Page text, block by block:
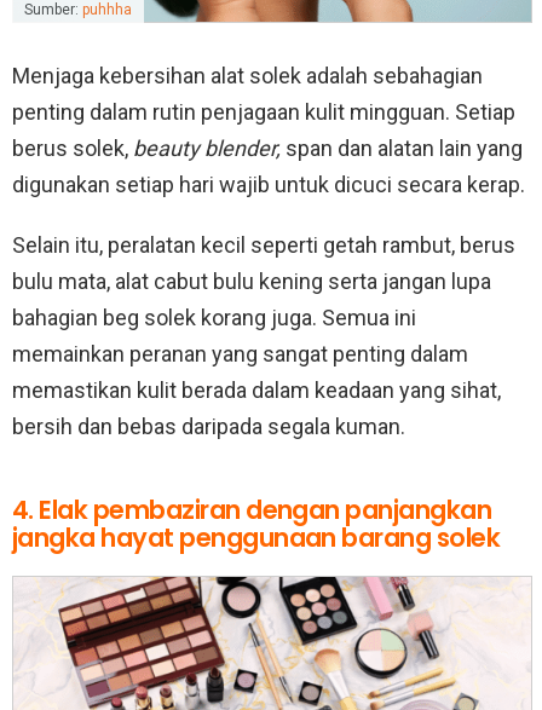
Sumber: puhhha
Menjaga kebersihan alat solek adalah sebahagian
penting dalam rutin penjagaan kulit mingguan. Setiap
berus solek, beauty blender, span dan alatan lain yang
digunakan setiap hari wajib untuk dicuci secara kerap.
Selain itu, peralatan kecil seperti getah rambut, berus
bulu mata, alat cabut bulu kening serta jangan lupa
bahagian beg solek korang juga. Semua ini
memainkan peranan yang sangat penting dalam
memastikan kulit berada dalam keadaan yang sihat,
bersih dan bebas daripada segala kuman.
4. Elak pembaziran dengan panjangkan
jangka hayat penggunaan barang solek